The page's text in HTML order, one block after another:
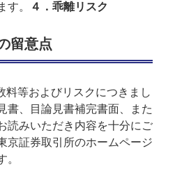
す。
４．乖離リスク
留意点
料等およびリスクにつきまし
書、目論見書補完書面、また
読みいただき内容を十分にご
京証券取引所のホームページ
。